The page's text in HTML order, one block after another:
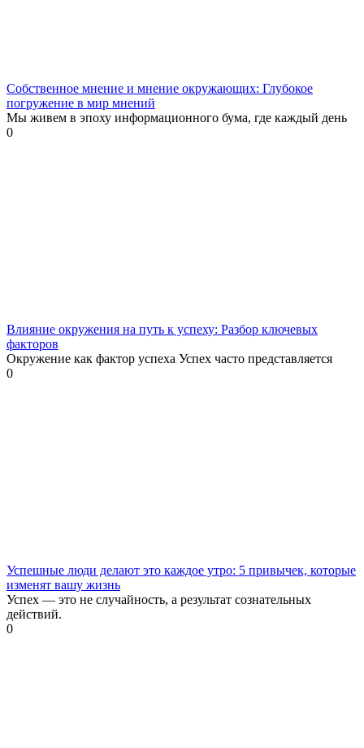
Собственное мнение и мнение окружающих: Глубокое
погружение в мир мнений
Мы живем в эпоху информационного бума, где каждый день
0
Влияние окружения на путь к успеху: Разбор ключевых
факторов
Окружение как фактор успеха Успех часто представляется
0
Успешные люди делают это каждое утро: 5 привычек, которые
изменят вашу жизнь
Успех — это не случайность, а результат сознательных
действий.
0